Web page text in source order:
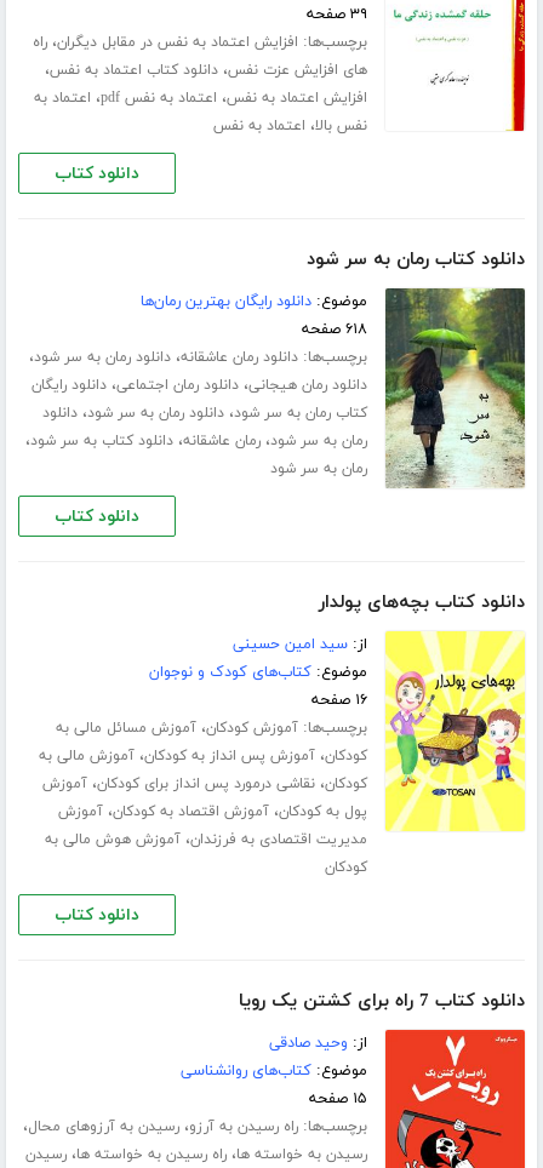
۳۹ صفحه
برچسب‌ها: افزایش اعتماد به نفس در مقابل دیگران،راه
های افزایش عزت نفس،دانلود کتاب اعتماد به نفس،
افزایش اعتماد به نفس، اعتماد به نفس pdf ، اعتماد به
نفس بالا، اعتماد به نفس
دانلود کتاب
دانلود کتاب رمان به سر شود
موضوع:دانلود رایگان بهترین رمان‌ها
۶۱۸ صفحه
برچسب‌ها:دانلود رمان عاشقانه،دانلود رمان به سر شود،
دانلود رمان هیجانی،دانلود رمان اجتماعی،دانلود رایگان
کتاب رمان به سر شود،دانلود رمان به سر شود،دانلود
رمان به سر شود،رمان عاشقانه،دانلود کتاب به سر شود،
رمان به سر شود
دانلود کتاب
دانلود کتاب بچه‌های پولدار
از:سید امین حسینی
موضوع:کتاب‌های کودک و نوجوان
۱۶ صفحه
برچسب‌ها:آموزش کودکان،آموزش مسائل مالی به
کودکان،آموزش پس انداز به کودکان،آموزش مالی به
کودکان،نقاشی درمورد پس انداز برای کودکان،آموزش
پول به کودکان،آموزش اقتصاد به کودکان،آموزش
مدیریت اقتصادی به فرزندان،آموزش هوش مالی به
کودکان
دانلود کتاب
دانلود کتاب 7 راه برای کشتن یک رویا
از: وحید صادقی
موضوع:کتاب‌های روانشناسی
۱۵ صفحه
برچسب‌ها:راه رسیدن به آرزو،رسیدن به آرزوهای محال،
رسیدن به خواسته ها،راه رسیدن به خواسته ها،رسیدن